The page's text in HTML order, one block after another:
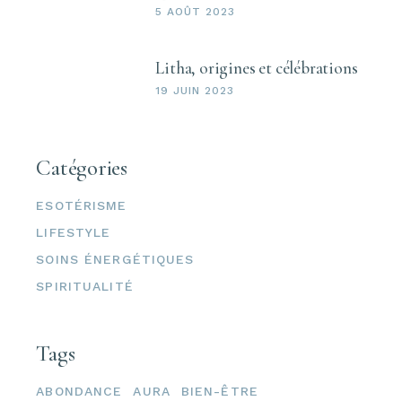
5 AOÛT 2023
Litha, origines et célébrations
19 JUIN 2023
Catégories
ESOTÉRISME
LIFESTYLE
SOINS ÉNERGÉTIQUES
SPIRITUALITÉ
Tags
ABONDANCE AURA
BIEN-ÊTRE